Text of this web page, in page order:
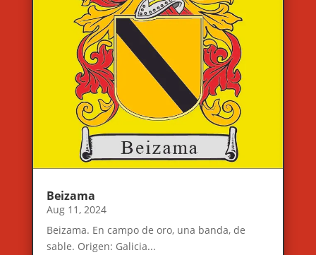
Beizama
Aug 11, 2024
Beizama. En campo de oro, una banda, de
sable. Origen: Galicia...